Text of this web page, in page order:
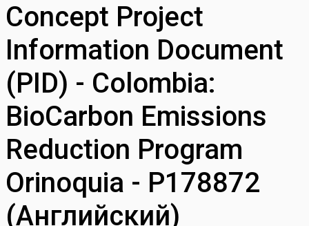
Concept Project
Information Document
(PID) - Colombia:
BioCarbon Emissions
Reduction Program
Orinoquia - P178872
(Английский)